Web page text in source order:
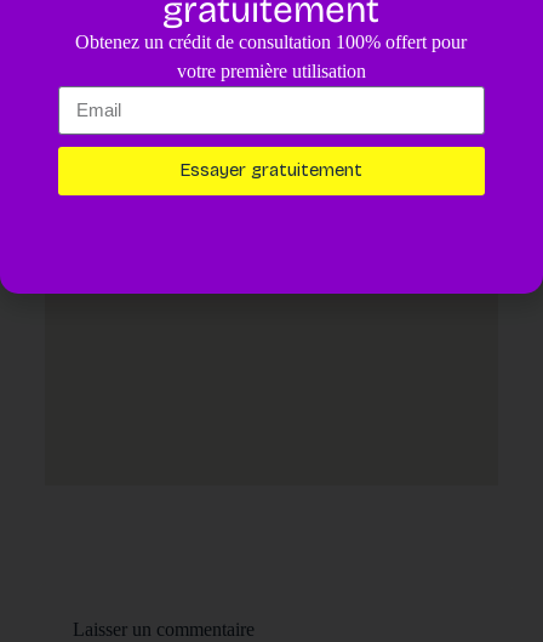
Un diagnostic pour votre animal assisté par IA.
Essayer maintenant
Laisser un commentaire
gratuitement
Obtenez un crédit de consultation 100% offert pour
votre première utilisation
Essayer gratuitement